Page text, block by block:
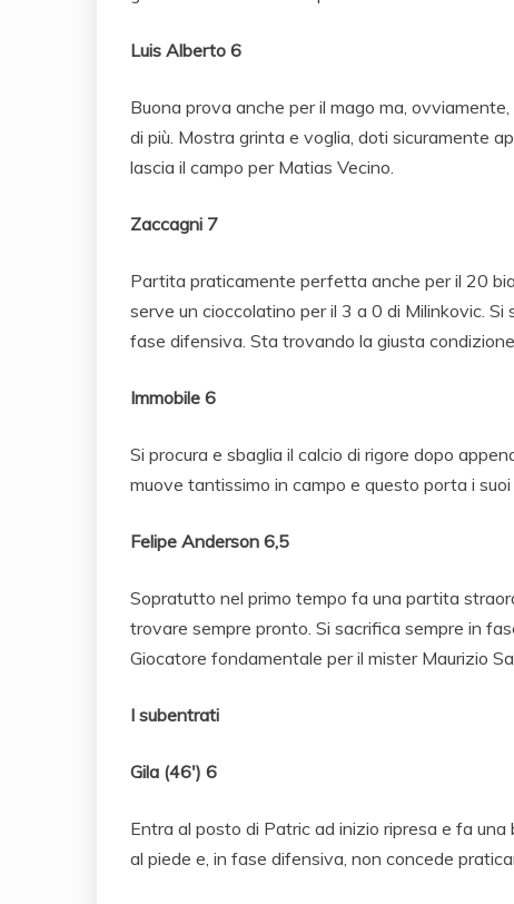
Luis Alberto 6
Buona prova anche per il mago ma,
di più. Mostra grinta e voglia, doti sicuramente
lascia il campo per Matias Vecino.
Zaccagni 7
Partita praticamente perfetta anche per il 20
serve un cioccolatino per il 3 a 0 di Milinkovic.
fase difensiva. Sta trovando la giusta condizione.
Immobile 6
Si procura e sbaglia il calcio di rigore dopo
muove tantissimo in campo e questo porta i
Felipe Anderson 6,5
Sopratutto nel primo tempo fa una partita
trovare sempre pronto. Si sacrifica sempre in
Giocatore fondamentale per il mister Maurizio
I subentrati
Gila (46′) 6
Entra al posto di Patric ad inizio ripresa e fa
al piede e, in fase difensiva, non concede